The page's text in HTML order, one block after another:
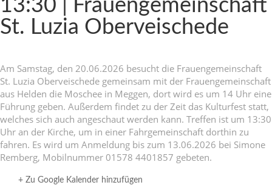
13:30 | Frau­en­ge­mein­schaft
St. Luzia Oberveischede
Am Samstag, den 20.06.2026 besucht die Frau­en­ge­mein­schaft
St. Luzia Ober­vei­schede gemeinsam mit der Frau­en­ge­mein­schaft
aus Helden die Moschee in Meggen, dort wird es um 14 Uhr eine
Führung geben. Außerdem findet zu der Zeit das Kultur­fest statt,
welches sich auch ange­schaut werden kann. Treffen ist um 13:30
Uhr an der Kirche, um in einer Fahr­ge­mein­schaft dorthin zu
fahren. Es wird um Anmel­dung bis zum 13.06.2026 bei Simone
Remberg, Mobil­nummer 01578 4401857 gebeten.
+ Zu Google Kalender hinzufügen